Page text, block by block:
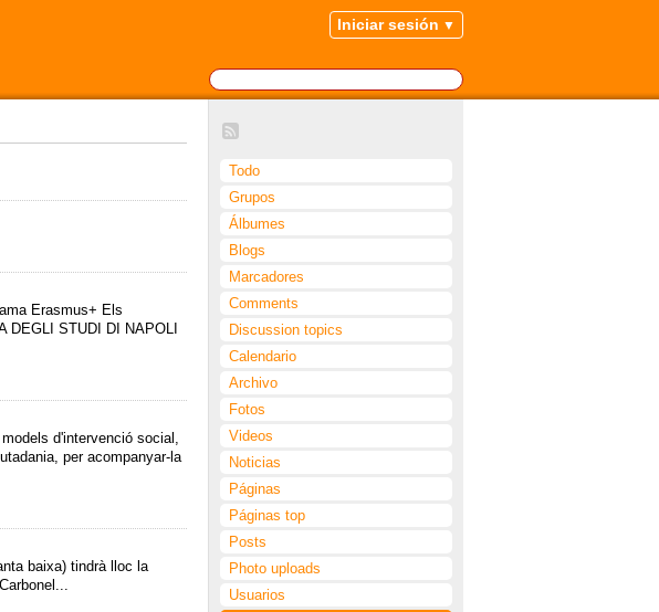
Iniciar sesión
Todo
Grupos
Álbumes
Blogs
Marcadores
Comments
Discussion topics
Calendario
Archivo
Fotos
Videos
Noticias
Páginas
Páginas top
Posts
Photo uploads
Usuarios
Erasmus+ Els
DEGLI STUDI DI NAPOLI
d'intervenció social,
per acompanyar-la
baixa) tindrà lloc la